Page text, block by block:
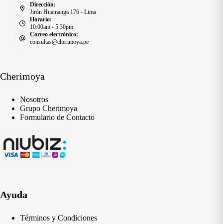
Dirección:
Jirón Huamanga 176 - Lima
Horario:
10:00am - 5:30pm
Correo electrónico:
consultas@cherimoya.pe
Cherimoya
Nosotros
Grupo Cherimoya
Formulario de Contacto
Ayuda
Términos y Condiciones